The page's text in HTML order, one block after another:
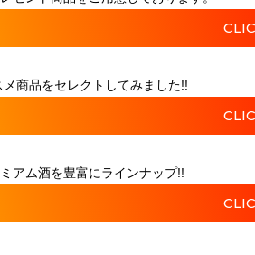
商品をセレクトしてみました!!
アム酒を豊富にラインナップ!!